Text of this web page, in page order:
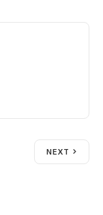
NEXT